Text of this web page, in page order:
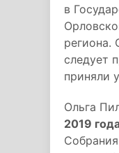
в
региона.
следует
приняли
Ольга
2019